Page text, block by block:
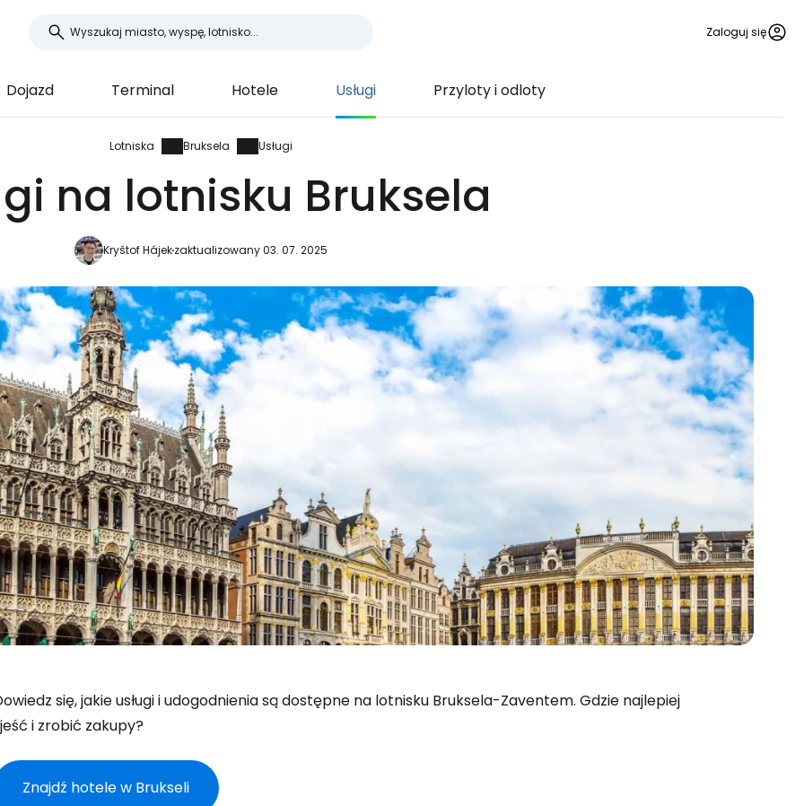
Zaloguj się
Dojazd Terminal Hotele Usługi Przyloty i odloty
Lotniska Bruksela Usługi
na lotnisku Bruksela
Kryštof Hájekzaktualizowany 03. 07. 2025
się, jakie usługi i udogodnienia są dostępne na lotnisku Bruksela-Zaventem. Gdzie najlepiej
i zrobić zakupy?
Znajdź hotele w Brukseli